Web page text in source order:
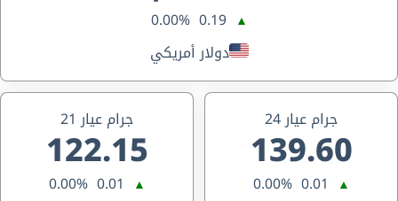
▲
0.19
0.00%
دولار أمريكي
جرام عيار 24
139.60
▲
0.01
0.00%
جرام عيار 21
122.15
▲
0.01
0.00%